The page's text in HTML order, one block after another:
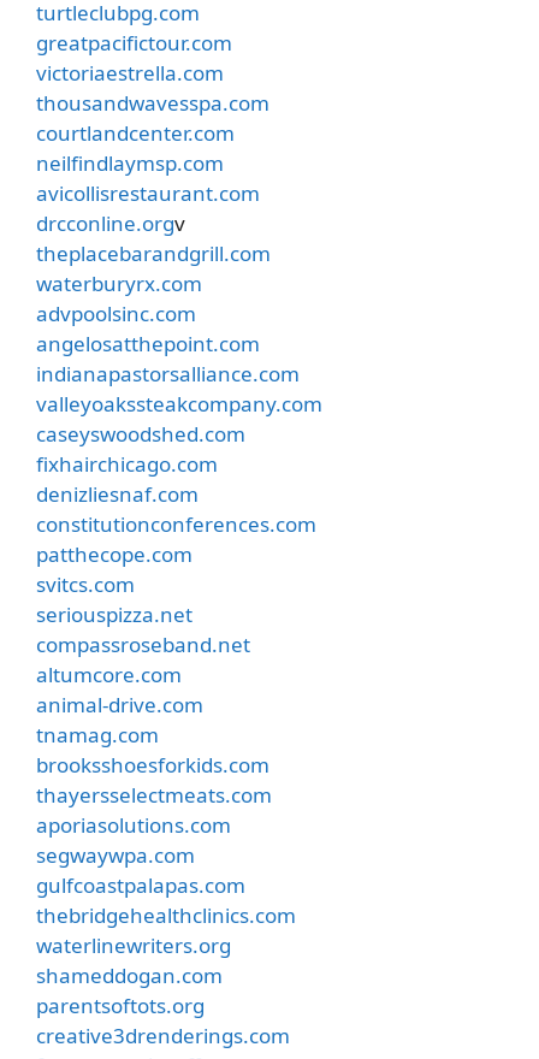
turtleclubpg.com
greatpacifictour.com
victoriaestrella.com
thousandwavesspa.com
courtlandcenter.com
neilfindlaymsp.com
avicollisrestaurant.com
drcconline.orgv
theplacebarandgrill.com
waterburyrx.com
advpoolsinc.com
angelosatthepoint.com
indianapastorsalliance.com
valleyoakssteakcompany.com
caseyswoodshed.com
fixhairchicago.com
denizliesnaf.com
constitutionconferences.com
patthecope.com
svitcs.com
seriouspizza.net
compassroseband.net
altumcore.com
animal-drive.com
tnamag.com
brooksshoesforkids.com
thayersselectmeats.com
aporiasolutions.com
segwaywpa.com
gulfcoastpalapas.com
thebridgehealthclinics.com
waterlinewriters.org
shameddogan.com
parentsoftots.org
creative3drenderings.com